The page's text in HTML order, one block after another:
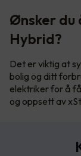
Ønsker du
Hybrid?
Det er viktig at
bolig og ditt
elektriker for å
og oppsett av